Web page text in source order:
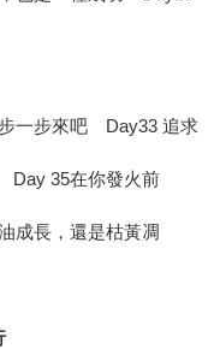
一步來吧 Day33 追求
Day 35在你發火前
成長，還是枯黃凋